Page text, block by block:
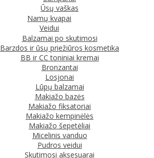
Ūsų vaškas
Namų kvapai
Veidui
Balzamai po skutimosi
Barzdos ir ūsų priežiūros kosmetika
BB ir CC toniniai kremai
Bronzantai
Losjonai
Lūpų balzamai
Makiažo bazės
Makiažo fiksatoriai
Makiažo kempinėlės
Makiažo šepetėliai
Micelinis vanduo
Pudros veidui
Skutimosi aksesuarai